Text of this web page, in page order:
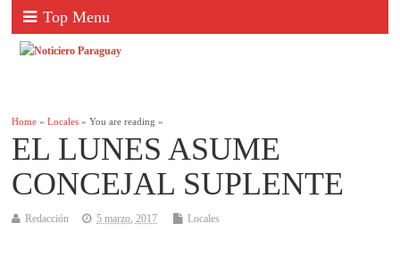
Top Menu
Home »Locales » You are reading »
EL LUNES ASUME
CONCEJAL SUPLENTE
Redacción 5 marzo, 2017 Locales